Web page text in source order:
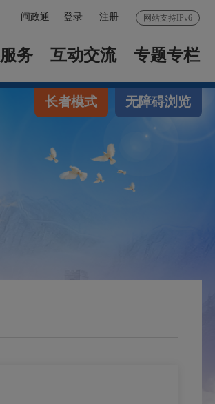
网站支持IPv6
闽政通 登录 注册
务 互动交流 专题专栏
长者模式 无障碍浏览